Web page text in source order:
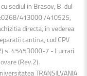
sediul in Brasov, B-dul
413000 /410525,
directa, în vederea
cantina, cod CPV
si 45453000-7 - Lucrari
(Rev.2).
TRANSILVANIA